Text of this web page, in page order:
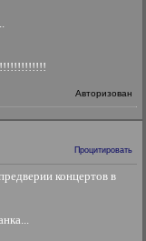
Авторизован
Процитировать
концертов в